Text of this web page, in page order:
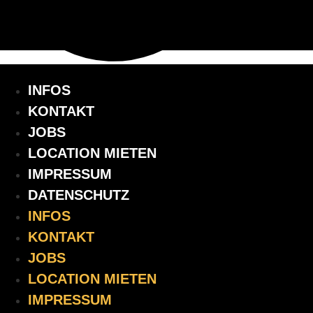
INFOS
KONTAKT
JOBS
LOCATION MIETEN
IMPRESSUM
DATENSCHUTZ
INFOS
KONTAKT
JOBS
LOCATION MIETEN
IMPRESSUM